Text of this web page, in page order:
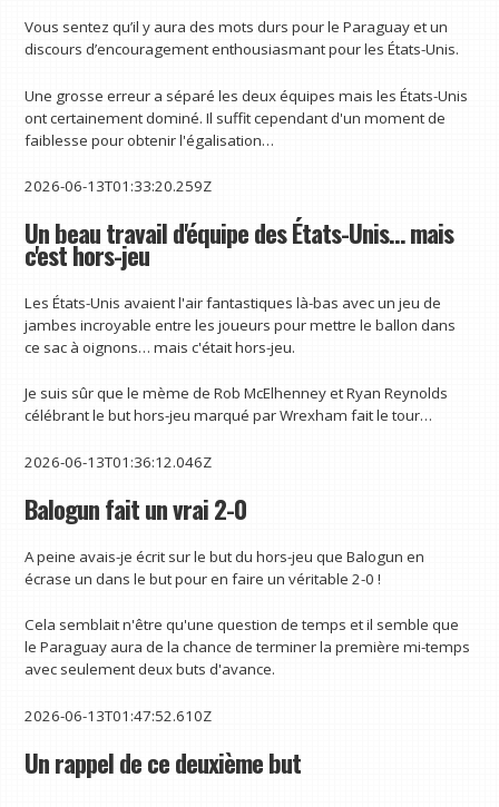
Vous sentez qu’il y aura des mots durs pour le Paraguay et un
discours d’encouragement enthousiasmant pour les États-Unis.
Une grosse erreur a séparé les deux équipes mais les États-Unis
ont certainement dominé. Il suffit cependant d'un moment de
faiblesse pour obtenir l'égalisation…
2026-06-13T01:33:20.259Z
Un beau travail d'équipe des États-Unis… mais
c'est hors-jeu
Les États-Unis avaient l'air fantastiques là-bas avec un jeu de
jambes incroyable entre les joueurs pour mettre le ballon dans
ce sac à oignons… mais c'était hors-jeu.
Je suis sûr que le mème de Rob McElhenney et Ryan Reynolds
célébrant le but hors-jeu marqué par Wrexham fait le tour…
2026-06-13T01:36:12.046Z
Balogun fait un vrai 2-0
A peine avais-je écrit sur le but du hors-jeu que Balogun en
écrase un dans le but pour en faire un véritable 2-0 !
Cela semblait n'être qu'une question de temps et il semble que
le Paraguay aura de la chance de terminer la première mi-temps
avec seulement deux buts d'avance.
2026-06-13T01:47:52.610Z
Un rappel de ce deuxième but